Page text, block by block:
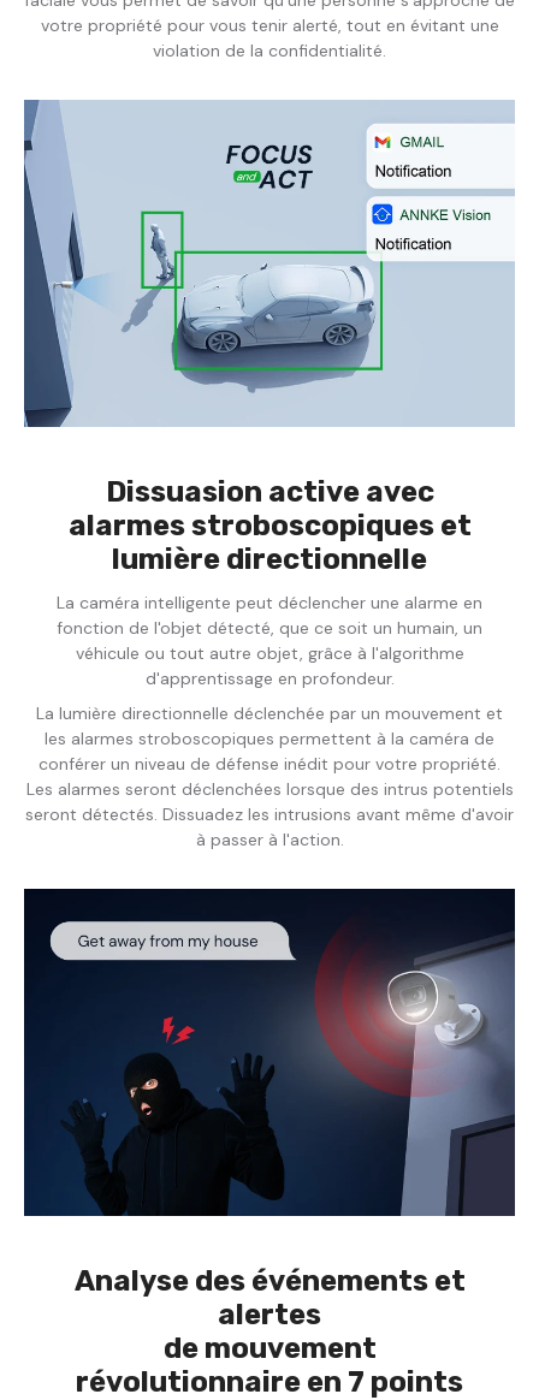
votre propriété pour vous tenir alerté, tout en évitant une
violation de la confidentialité.
Dissuasion active avec
alarmes stroboscopiques et
lumière directionnelle
La caméra intelligente peut déclencher une alarme en
fonction de l'objet détecté, que ce soit un humain, un
véhicule ou tout autre objet, grâce à l'algorithme
d'apprentissage en profondeur.
La lumière directionnelle déclenchée par un mouvement et
les alarmes stroboscopiques permettent à la caméra de
conférer un niveau de défense inédit pour votre propriété.
Les alarmes seront déclenchées lorsque des intrus potentiels
seront détectés. Dissuadez les intrusions avant même d'avoir
à passer à l'action.
Analyse des événements et
alertes
de mouvement
révolutionnaire en 7 points